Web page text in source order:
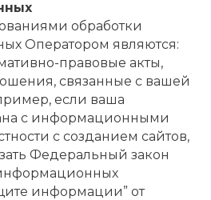
обработки
Оператором являются:
правовые акты,
связанные с вашей
если ваша
с информационными
с созданием сайтов,
Федеральный закон
информации” от